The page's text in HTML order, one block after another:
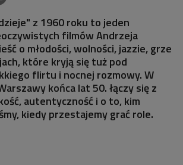
z 1960 roku to jeden
filmów Andrzeja
o młodości, wolności, jazzie, grze
które kryją się tuż pod
flirtu i nocnej rozmowy. W
końca lat 50. łączy się z
autentyczność i o to, kim
kiedy przestajemy grać role.